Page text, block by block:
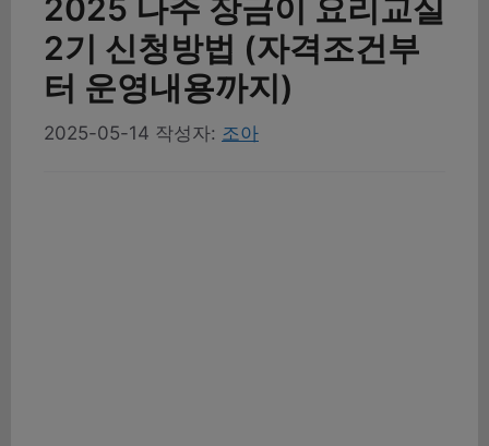
2025 나주 장금이 요리교실
2기 신청방법 (자격조건부
터 운영내용까지)
2025-05-14 작성자: 조아